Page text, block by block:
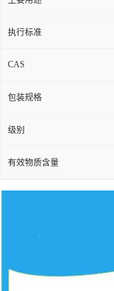
执行标准
CAS
包装规格
级别
有效物质含量